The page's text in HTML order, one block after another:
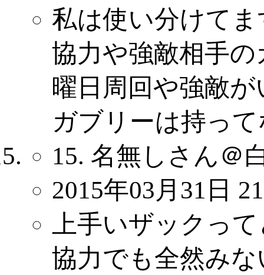
私は使い分けてま
協力や強敵相手
曜日周回や強敵
ガブリーは持っ
15. 名無しさん＠
2015年03月31日
上手いザックっ
協力でも全然みな